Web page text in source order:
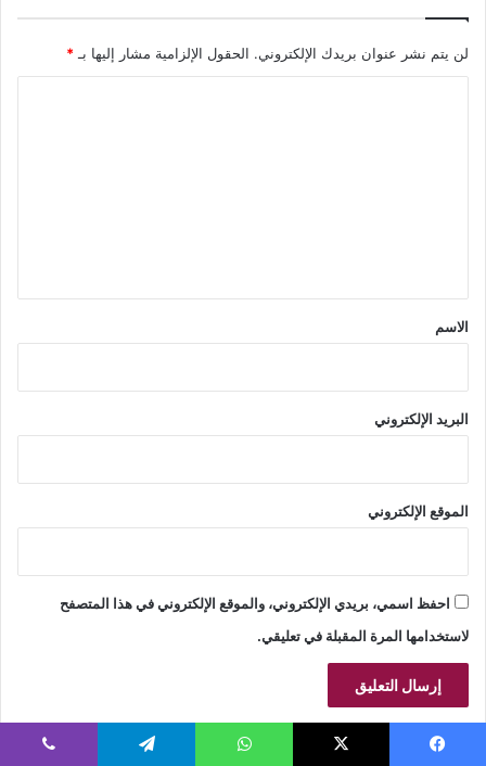
لن يتم نشر عنوان بريدك الإلكتروني. الحقول الإلزامية مشار إليها بـ *
*
الاسم
البريد الإلكتروني
الموقع الإلكتروني
احفظ اسمي، بريدي الإلكتروني، والموقع الإلكتروني في هذا المتصفح
لاستخدامها المرة المقبلة في تعليقي.